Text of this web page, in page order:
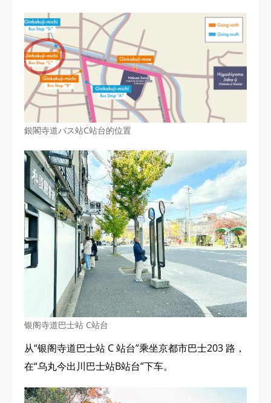
銀閣寺道バス站C站台的位置
银阁寺道巴士站 C站台
从“银阁寺道巴士站 C 站台”乘坐京都市巴士203 路，
在“乌丸今出川巴士站B站台”下车。